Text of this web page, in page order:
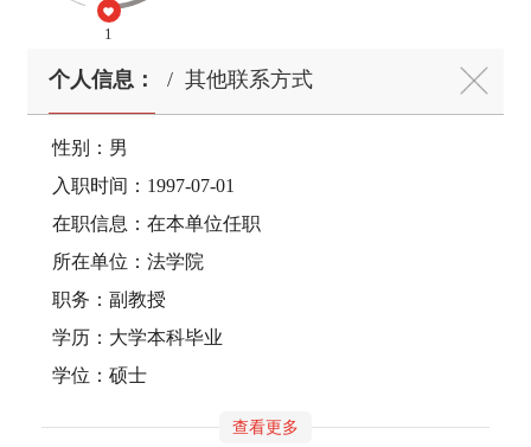
1
个人信息： / 其他联系方式
性别：男
入职时间：1997-07-01
在职信息：在本单位任职
所在单位：法学院
职务：副教授
学历：大学本科毕业
学位：硕士
查看更多